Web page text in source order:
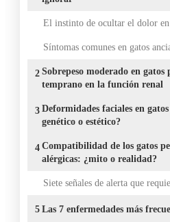
El instinto de ocultar el dolor en
Síntomas comunes en gatos
2 Sobrepeso moderado en
temprano en la función renal
3 Deformidades faciales en
genético o estético?
4 Compatibilidad de los gatos
alérgicas: ¿mito o realidad?
Siete señales de alerta que
5 Las 7 enfermedades más